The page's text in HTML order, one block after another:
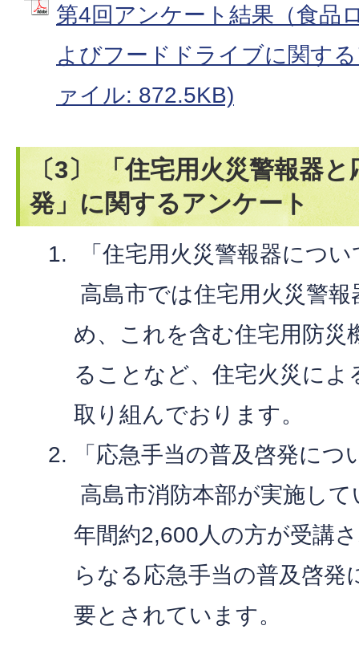
第4回アンケート結果（食品
よびフードドライブに関す
ァイル: 872.5KB)
〔3〕 「住宅用火災警報器
発」に関するアンケート
「住宅用火災警報器につい
高島市では住宅用火災警
め、これを含む住宅用防災
ることなど、住宅火災に
取り組んでおります。
「応急手当の普及啓発につ
高島市消防本部が実施し
年間約2,600人の方が受講
らなる応急手当の普及啓発
要とされています。